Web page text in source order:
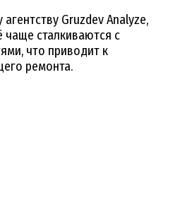
Gruzdev Analyze,
чаще сталкиваются с
что приводит к
ремонта.